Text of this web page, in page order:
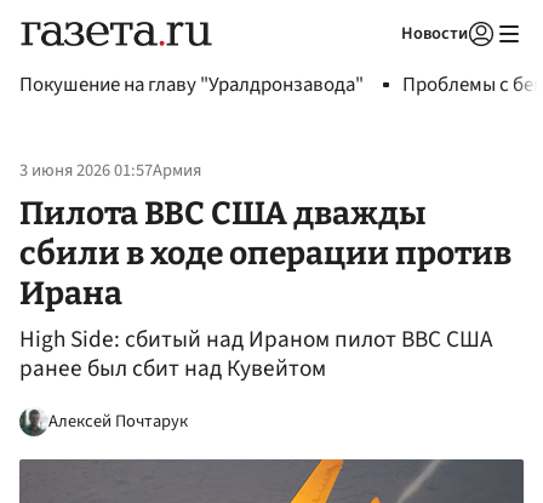
Новости
Покушение на главу "Уралдронзавода" Проблемы с
3 июня 2026 01:57Армия
Пилота ВВС США дважды
сбили в ходе операции против
Ирана
High Side: сбитый над Ираном пилот ВВС США
ранее был сбит над Кувейтом
Алексей Почтарук